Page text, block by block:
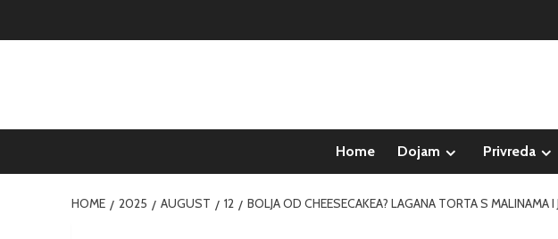
Home Dojam Privreda
HOME 2025 AUGUST 12 BOLJA OD CHEESECAKEA? LAGANA TORTA S